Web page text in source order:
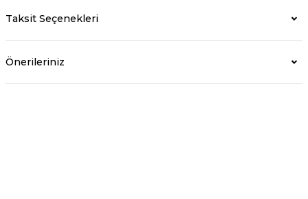
Taksit Seçenekleri
Önerileriniz